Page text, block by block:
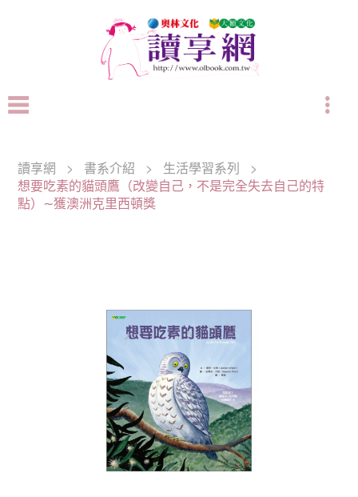
讀享網 > 書系介紹 > 生活學習系列
>
想要吃素的貓頭鷹（改變自己，不是完全失去自己的特
點）∼獲澳洲克里西頓獎